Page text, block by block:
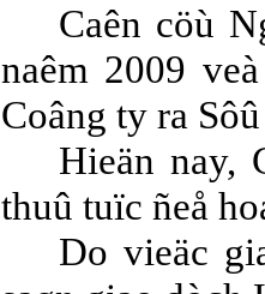
Caên cöù
naêm 2009
Coâng ty ra
Hieän nay,
thuû tuïc ñeå
Do vieäc